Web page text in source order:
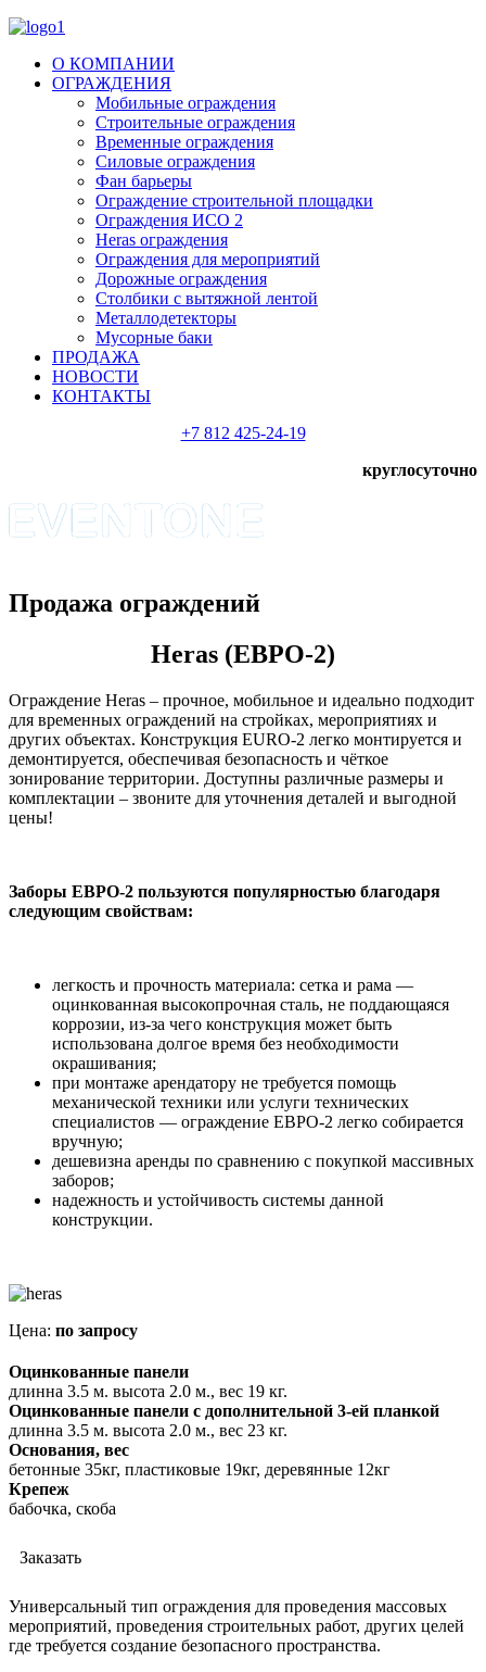
О КОМПАНИИ
ОГРАЖДЕНИЯ
Мобильные ограждения
Строительные ограждения
Временные ограждения
Силовые ограждения
Фан барьеры
Ограждение строительной площадки
Ограждения ИСО 2
Heras ограждения
Ограждения для мероприятий
Дорожные ограждения
Столбики с вытяжной лентой
Металлодетекторы
Мусорные баки
ПРОДАЖА
НОВОСТИ
КОНТАКТЫ
+7 812 425-24-19
круглосуточно
Продажа ограждений
Heras (ЕВРО-2)
Ограждение Heras – прочное, мобильное и идеально подходит
для временных ограждений на стройках, мероприятиях и
других объектах. Конструкция EURO-2 легко монтируется и
демонтируется, обеспечивая безопасность и чёткое
зонирование территории. Доступны различные размеры и
комплектации – звоните для уточнения деталей и выгодной
цены!
Заборы ЕВРО-2 пользуются популярностью благодаря
следующим свойствам:
легкость и прочность материала: сетка и рама —
оцинкованная высокопрочная сталь, не поддающаяся
коррозии, из-за чего конструкция может быть
использована долгое время без необходимости
окрашивания;
при монтаже арендатору не требуется помощь
механической техники или услуги технических
специалистов — ограждение ЕВРО-2 легко собирается
вручную;
дешевизна аренды по сравнению с покупкой массивных
заборов;
надежность и устойчивость системы данной
конструкции.
Цена: по запросу
Оцинкованные панели
длинна 3.5 м. высота 2.0 м., вес 19 кг.
Оцинкованные панели с дополнительной 3-ей планкой
длинна 3.5 м. высота 2.0 м., вес 23 кг.
Основания, вес
бетонные 35кг, пластиковые 19кг, деревянные 12кг
Крепеж
бабочка, скоба
Заказать
Универсальный тип ограждения для проведения массовых
мероприятий, проведения строительных работ, других целей
где требуется создание безопасного пространства.